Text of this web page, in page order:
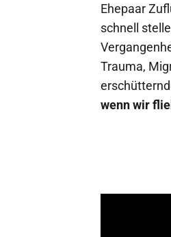
Ehepaar
schnell
Trauma,
wenn wir